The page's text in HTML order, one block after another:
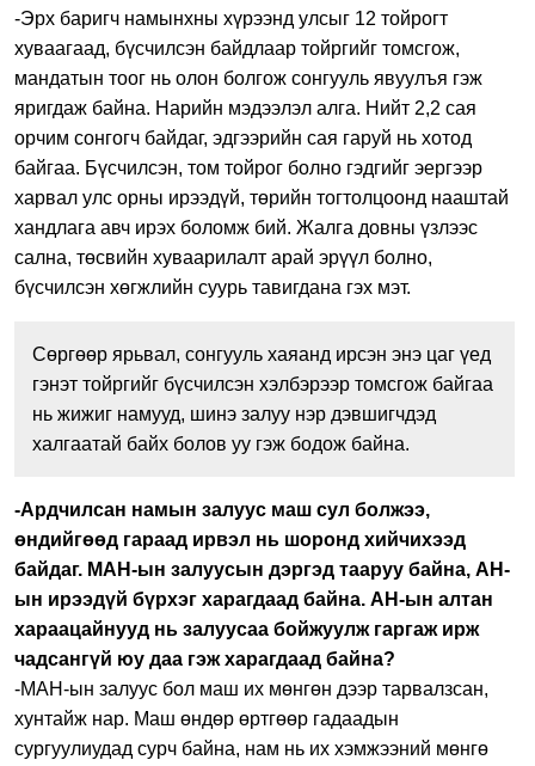
-Эрх баригч намынхны хүрээнд улсыг 12 тойрогт
хуваагаад, бүсчилсэн байдлаар тойргийг томсгож,
мандатын тоог нь олон болгож сонгууль явуулъя гэж
яригдаж байна. Нарийн мэдээлэл алга. Нийт 2,2 сая
орчим сонгогч байдаг, эдгээрийн сая гаруй нь хотод
байгаа. Бүсчилсэн, том тойрог болно гэдгийг эергээр
харвал улс орны ирээдүй, төрийн тогтолцоонд нааштай
хандлага авч ирэх боломж бий. Жалга довны үзлээс
сална, төсвийн хуваарилалт арай эрүүл болно,
бүсчилсэн хөгжлийн суурь тавигдана гэх мэт.
Сөргөөр ярьвал, сонгууль хаяанд ирсэн энэ цаг үед
гэнэт тойргийг бүсчилсэн хэлбэрээр томсгож байгаа
нь жижиг намууд, шинэ залуу нэр дэвшигчдэд
халгаатай байх болов уу гэж бодож байна.
-Ардчилсан намын залуус маш сул болжээ,
өндийгөөд гараад ирвэл нь шоронд хийчихээд
байдаг. МАН-ын залуусын дэргэд тааруу байна, АН-
ын ирээдүй бүрхэг харагдаад байна. АН-ын алтан
хараацайнууд нь залуусаа бойжуулж гаргаж ирж
чадсангүй юу даа гэж харагдаад байна?
-МАН-ын залуус бол маш их мөнгөн дээр тарвалзсан,
хунтайж нар. Маш өндөр өртгөөр гадаадын
сургуулиудад сурч байна, нам нь их хэмжээний мөнгө